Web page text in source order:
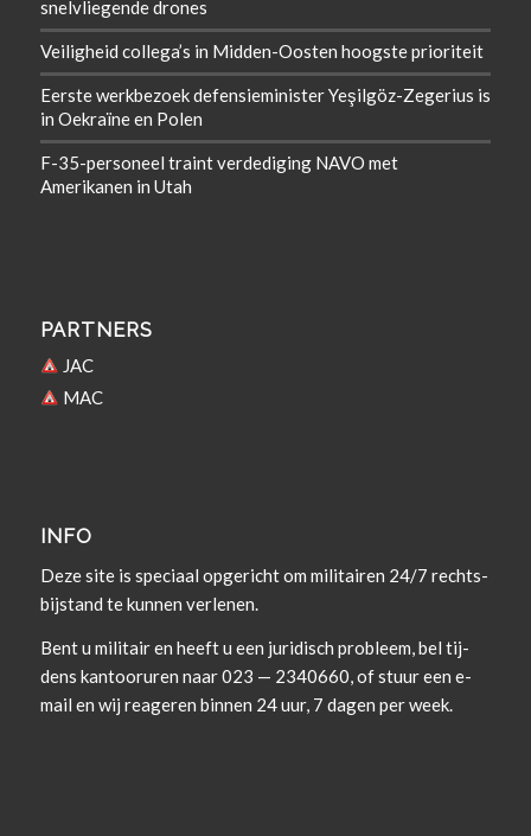
snelvliegende drones
Veiligheid collega’s in Midden-Oosten hoogste prioriteit
Eerste werkbezoek defensieminister Yeşilgöz-Zegerius is
in Oekraïne en Polen
F-35-personeel traint verdediging NAVO met
Amerikanen in Utah
PARTNERS
JAC
MAC
INFO
Deze site is spe­ci­aal opgericht om militairen 24/7 rechts­
bi­j­s­tand te kun­nen verlenen.
Bent u militair en heeft u een juridisch prob­leem, bel tij­
dens kan­tooruren naar 023 — 2340660, of stuur een e-
mail en wij rea­geren bin­nen 24 uur, 7 dagen per week.